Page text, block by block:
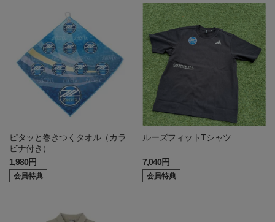
ピタッと巻きつくタオル（カラ
ビナ付き）
1,980円
会員特典
ルーズフィットTシャツ
7,040円
会員特典